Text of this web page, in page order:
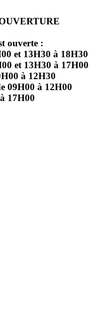
ouverte :
et 13H30 à 18H30
et 13H30 à 17H00
à 12H30
09H00 à 12H00
17H00